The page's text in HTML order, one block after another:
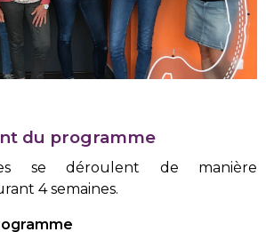
du programme
se déroulent de manière
4 semaines.